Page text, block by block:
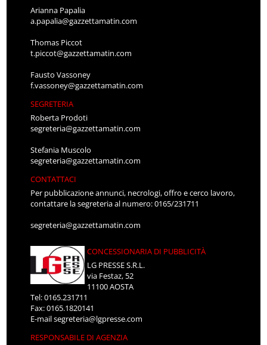
Arianna Papalia
a.papalia@gazzettamatin.com
Thomas Piccot
t.piccot@gazzettamatin.com
Fausto Vassoney
f.vassoney@gazzettamatin.com
SEGRETERIA
Roberta Prodoti
segreteria@gazzettamatin.com
Stefania Muscolo
segreteria@gazzettamatin.com
CONTATTACI
Per pubblicazione annunci, necrologi, offro e cerco lavoro,
contattare la segreteria al numero: 0165/231711
segreteria@gazzettamatin.com
CONCESSIONARIA DI PUBBLICITÀ
LG PRESSE S.R.L.
via Festaz, 52
11100 AOSTA
Tel: 0165.231711
Fax: 0165.1820141
E-mailsegreteria@lgpresse.com
RESPONSABILE DI AGENZIA